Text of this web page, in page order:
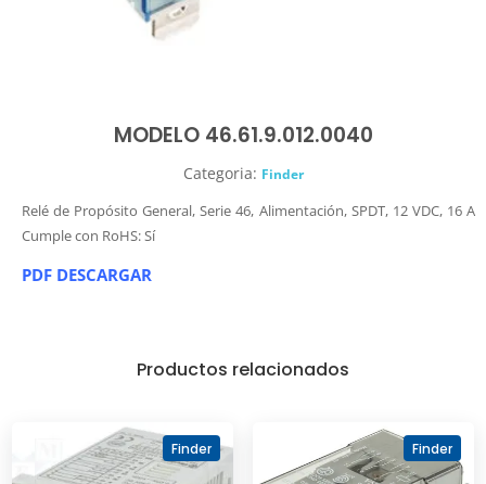
MODELO 46.61.9.012.0040
Categoria: Finder
Relé de Propósito General, Serie 46, Alimentación, SPDT, 12 VDC, 16 A
Cumple con RoHS: Sí
PDF DESCARGAR
Productos relacionados
Finder Finder